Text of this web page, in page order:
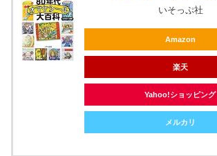
いそっぷ社
Amazon
楽天
Yahoo!ショッピング
メルカリ